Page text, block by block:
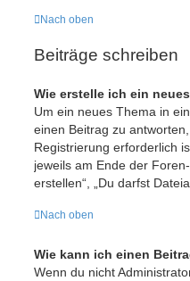
Nach oben
Beiträge schreiben
Wie erstelle ich ein
Um ein neues Thema in
einen Beitrag zu
Registrierung erforderlich
jeweils am Ende der
erstellen“, „Du darfst
Nach oben
Wie kann ich einen
Wenn du nicht